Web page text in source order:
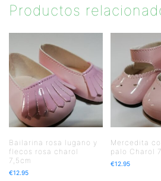
Productos
Bailarina rosa lugano y
flecos rosa charol
7,5cm
€12.95
Mercedita
palo Charol
€12.95